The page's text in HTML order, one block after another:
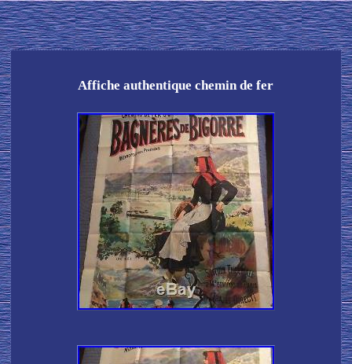
Affiche authentique chemin de fer